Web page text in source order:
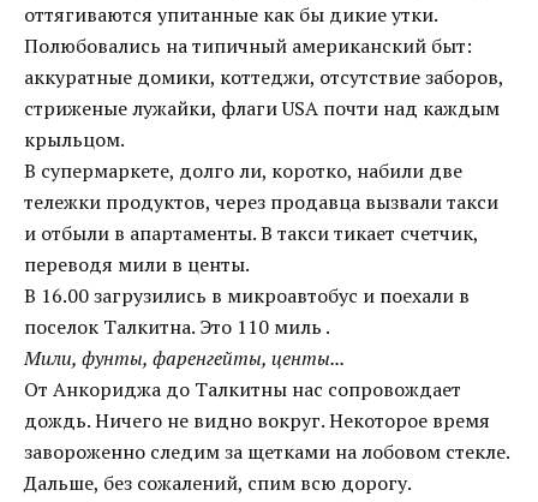
оттягиваются упитанные как бы дикие утки.
Полюбовались на типичный американский быт:
аккуратные домики, коттеджи, отсутствие заборов,
стриженые лужайки, флаги USA почти над каждым
крыльцом.
В супермаркете, долго ли, коротко, набили две
тележки продуктов, через продавца вызвали такси
и отбыли в апартаменты. В такси тикает счетчик,
переводя мили в центы.
В 16.00 загрузились в микроавтобус и поехали в
поселок Талкитна. Это 110 миль .
Мили, фунты, фаренгейты, центы...
От Анкориджа до Талкитны нас сопровождает
дождь. Ничего не видно вокруг. Некоторое время
завороженно следим за щетками на лобовом стекле.
Дальше, без сожалений, спим всю дорогу.